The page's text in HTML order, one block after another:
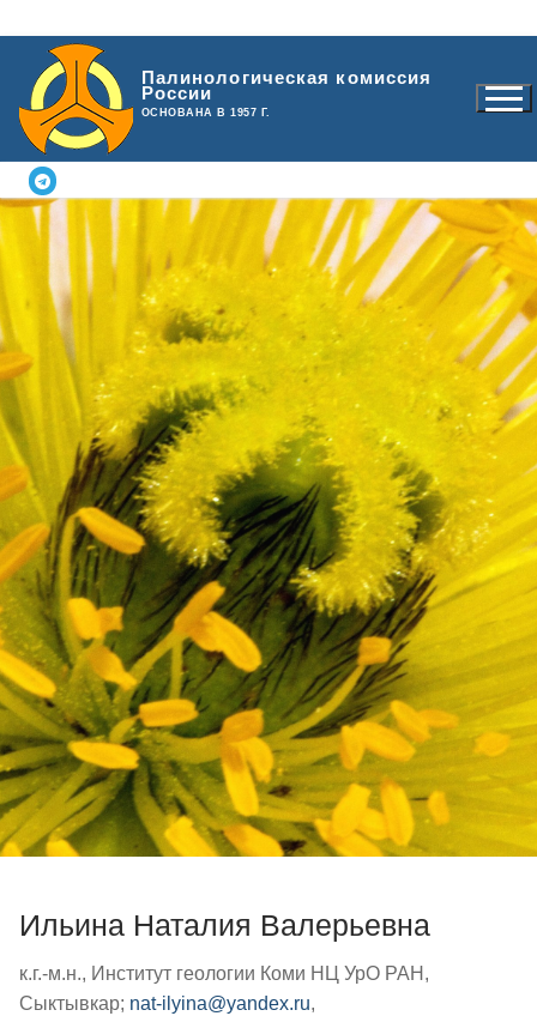
Перейти
содержимому
Палинологическая комиссия
России
ОСНОВАНА В 1957 Г.
Ильина Наталия Валерьевна
к.г.-м.н., Институт геологии Коми НЦ УрО РАН,
Сыктывкар; nat-ilyina@yandex.ru,